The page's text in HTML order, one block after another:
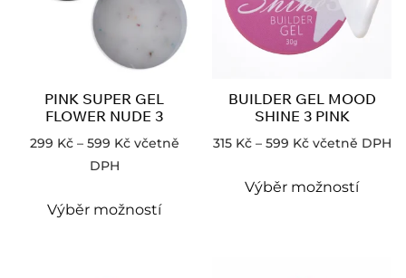
PINK SUPER GEL
FLOWER NUDE 3
299 Kč – 599 Kč včetně
DPH
Výběr možností
BUILDER GEL MOOD
SHINE 3 PINK
315 Kč – 599 Kč včetně DPH
Výběr možností